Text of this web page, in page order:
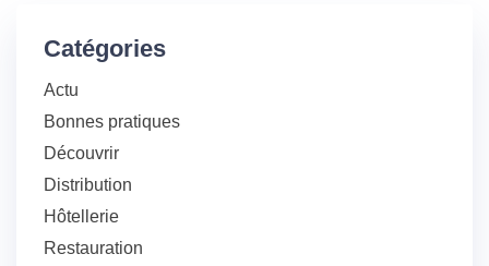
Catégories
Actu
Bonnes pratiques
Découvrir
Distribution
Hôtellerie
Restauration